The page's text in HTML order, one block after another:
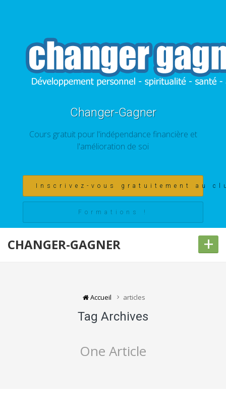
Changer-Gagner
Cours gratuit pour l'indépendance financière et
l'amélioration de soi
Inscrivez-vous gratuitement au
Formations !
CHANGER-GAGNER +
Accueil articles
Tag Archives
One Article